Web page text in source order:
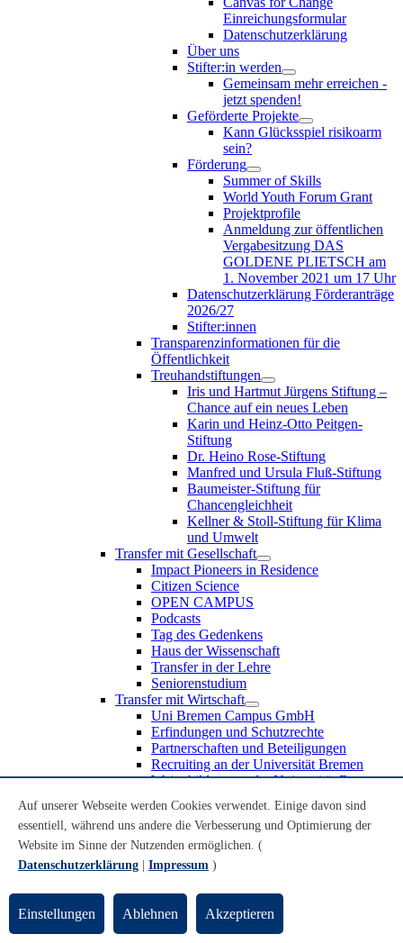
Einreichungsformular
Datenschutzerklärung
Über uns
Stifter:in werden
Gemeinsam mehr erreichen -
jetzt spenden!
Geförderte Projekte
Kann Glücksspiel risikoarm
sein?
Förderung
Summer of Skills
World Youth Forum Grant
Projektprofile
Anmeldung zur öffentlichen
Vergabesitzung DAS
GOLDENE PLIETSCH am
1. November 2021 um 17 Uhr
Datenschutzerklärung Förderanträge
2026/27
Stifter:innen
Transparenzinformationen für die
Öffentlichkeit
Treuhandstiftungen
Iris und Hartmut Jürgens Stiftung –
Chance auf ein neues Leben
Karin und Heinz-Otto Peitgen-
Stiftung
Dr. Heino Rose-Stiftung
Manfred und Ursula Fluß-Stiftung
Baumeister-Stiftung für
Chancengleichheit
Kellner & Stoll-Stiftung für Klima
und Umwelt
Transfer mit Gesellschaft
Impact Pioneers in Residence
Citizen Science
OPEN CAMPUS
Podcasts
Tag des Gedenkens
Haus der Wissenschaft
Transfer in der Lehre
Seniorenstudium
Transfer mit Wirtschaft
Uni Bremen Campus GmbH
Erfindungen und Schutzrechte
Partnerschaften und Beteiligungen
Recruiting an der Universität Bremen
Weiterbildung an der Universität Bremen
Schülerinnen und Schüler
MINT-Schnupperstudium
Schulklassen
Lehrkräfte
UniTransfer - Servicestelle für Transferaktivitäten
Transfermagazin der Universität Bremen
Auf unserer Webseite werden Cookies verwendet. Einige davon sind
essentiell, während uns andere die Verbesserung und Optimierung der
Website im Sinne der Nutzenden ermöglichen. (
Datenschutzerklärung
Impressum )
Einstellungen Ablehnen Akzeptieren